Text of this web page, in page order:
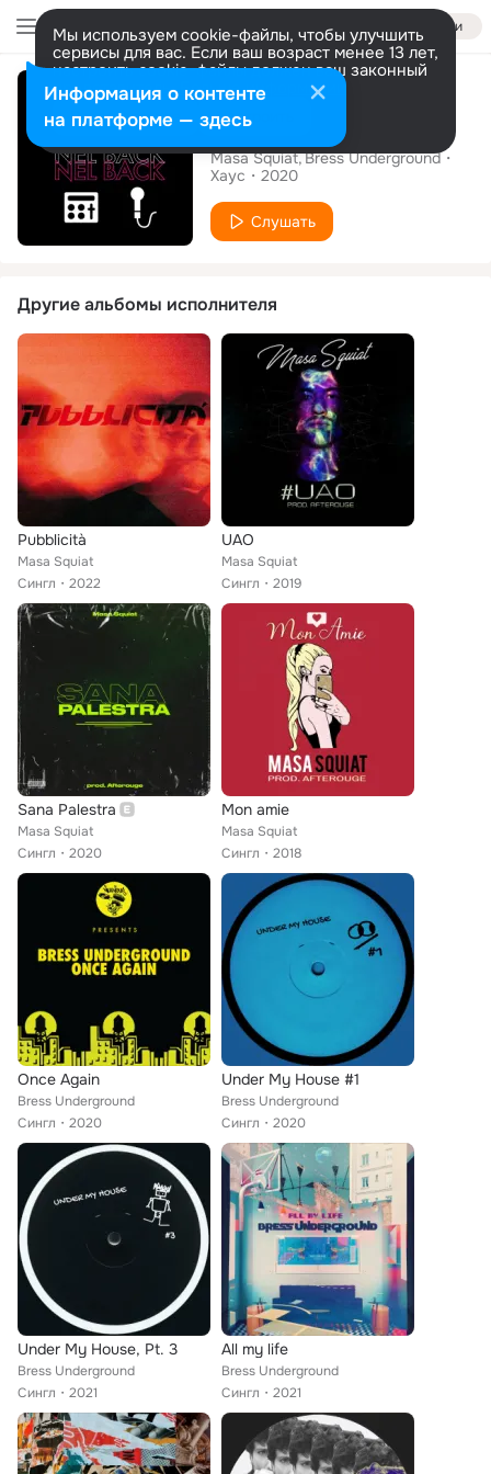
Войти
Мы используем cookie-файлы, чтобы улучшить
сервисы для вас. Если ваш возраст менее 13 лет,
настроить cookie-файлы должен ваш законный
представитель. Больше информации
Разрешить все Настроить
Сингл
Nel back
Masa Squiat Bress Underground
Хаус
2020
Слушать
Другие альбомы исполнителя
Pubblicità
Masa Squiat
Сингл
2022
UAO
Masa Squiat
Сингл
2019
Sana Palestra
Masa Squiat
Сингл
2020
Mon amie
Masa Squiat
Сингл
2018
Once Again
Bress Underground
Сингл
2020
Under My House #1
Bress Underground
Сингл
2020
Under My House, Pt. 3
Bress Underground
Сингл
2021
All my life
Bress Underground
Сингл
2021
Информация о контенте
на платформе — здесь